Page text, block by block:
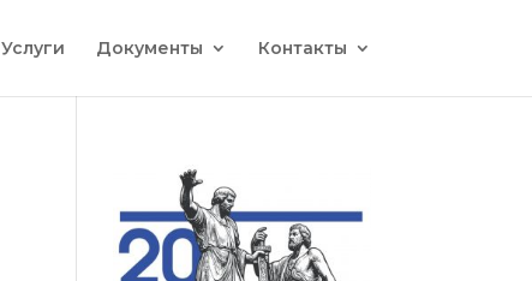
Услуги Документы Контакты